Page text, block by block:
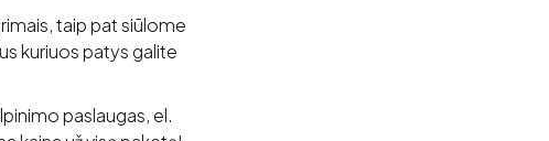
taip pat siūlome
kuriuos patys galite
paslaugas, el.